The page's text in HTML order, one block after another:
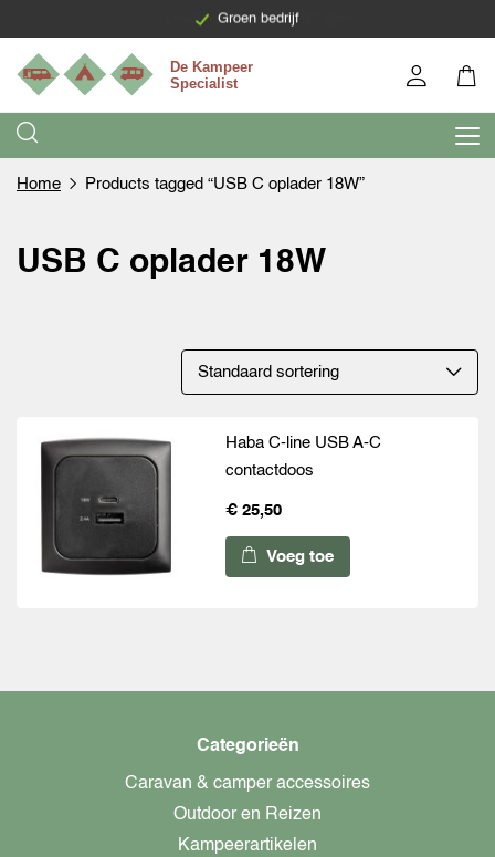
Groen bedrijf
Levering binnen 7 werkdagen
Home Products tagged “USB C oplader 18W”
USB C oplader 18W
Haba C-line USB A-C
contactdoos
€ 25,50
Voeg toe
Categorieën
Caravan & camper accessoires
Outdoor en Reizen
Kampeerartikelen